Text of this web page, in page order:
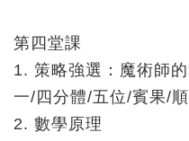
第四堂課
1. 策略強選：魔術師
一/四分體/五位/賓果/
2. 數學原理